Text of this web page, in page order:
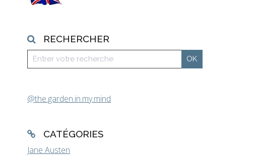
RECHERCHER
@the.garden.in.my.mind
CATÉGORIES
Jane Austen